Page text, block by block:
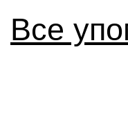
Все